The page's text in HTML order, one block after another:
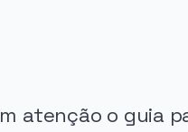
atenção o guia